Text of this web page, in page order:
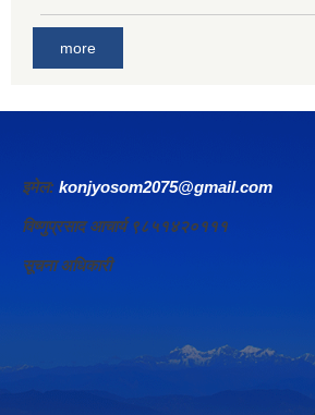
more
इमेल: konjyosom2075@gmail.com
विष्णुप्रसाद आचार्य ९८५१४२०१११
सूचना अधिकारी